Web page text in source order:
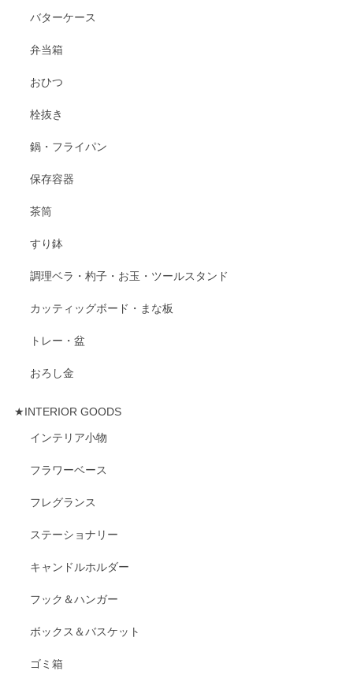
バターケース
弁当箱
おひつ
栓抜き
鍋・フライパン
保存容器
茶筒
すり鉢
調理ベラ・杓子・お玉・ツールスタンド
カッティッグボード・まな板
トレー・盆
おろし金
★INTERIOR GOODS
インテリア小物
フラワーベース
フレグランス
ステーショナリー
キャンドルホルダー
フック＆ハンガー
ボックス＆バスケット
ゴミ箱